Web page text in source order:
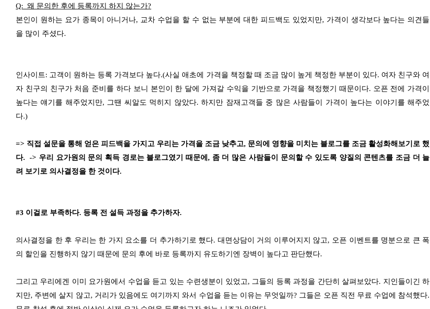
Q: 왜 문의한 후에 등록까지 하지 않는가?
본인이 원하는 요가 종목이 아니거나, 교차 수업을 할 수 없는 부분에 대한 피드백도 있었지만, 가격이 생각보다 높다는 의견들
을 많이 주셨다.
인사이트: 고객이 원하는 등록 가격보다 높다.(사실 애초에 가격을 책정할 때 조금 많이 높게 책정한 부분이 있다. 여자 친구와 여
자 친구의 친구가 처음 준비를 하다 보니 본인이 한 달에 가져갈 수익을 기반으로 가격을 책정했기 때문이다. 오픈 전에 가격이
높다는 얘기를 해주었지만, 그땐 씨알도 먹히지 않았다. 하지만 잠재고객들 중 많은 사람들이 가격이 높다는 이야기를 해주었
다.)
=> 직접 설문을 통해 얻은 피드백을 가지고 우리는 가격을 조금 낮추고, 문의에 영향을 미치는 블로그를 조금 활성화해보기로 했
다. -> 우리 요가원의 문의 획득 경로는 블로그였기 때문에, 좀 더 많은 사람들이 문의할 수 있도록 양질의 콘텐츠를 조금 더 늘
려 보기로 의사결정을 한 것이다.
#3 이걸로 부족하다. 등록 전 설득 과정을 추가하자.
의사결정을 한 후 우리는 한 가지 요소를 더 추가하기로 했다. 대면상담이 거의 이루어지지 않고, 오픈 이벤트를 명분으로 큰 폭
의 할인을 진행하지 않기 때문에 문의 후에 바로 등록까지 유도하기엔 장벽이 높다고 판단했다.
그리고 우리에겐 이미 요가원에서 수업을 듣고 있는 수련생분이 있었고, 그들의 등록 과정을 간단히 살펴보았다. 지인들이긴 하
지만, 주변에 살지 않고, 거리가 있음에도 여기까지 와서 수업을 듣는 이유는 무엇일까? 그들은 오픈 직전 무료 수업에 참석했다.